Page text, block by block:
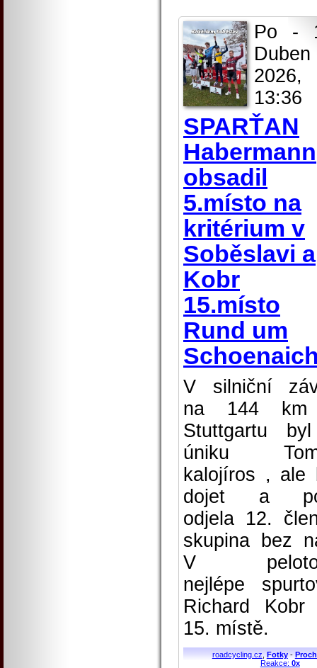
Po -
Duben
2026,
13:36
SPARŤAN
Habermann
obsadil
5.místo na
kritérium v
Soběslavi a
Kobr
15.místo
Rund um
V silniční
na 144
Stuttgartu
úniku
kalojíros , ale
dojet a
odjela 12.
skupina bez
V
nejlépe
Richard Kobr
15. místě.
roadcycling.cz Fotky-
Reakce: 0x